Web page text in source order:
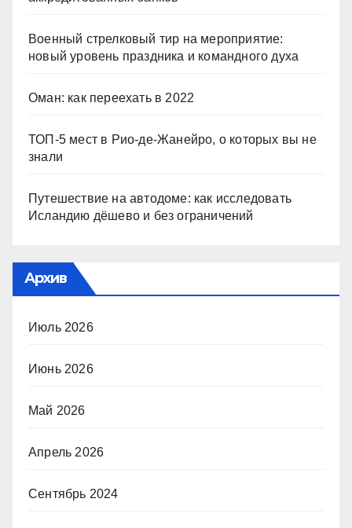
Военный стрелковый тир на мероприятие:
новый уровень праздника и командного духа
Оман: как переехать в 2022
ТОП-5 мест в Рио-де-Жанейро, о которых вы не
знали
Путешествие на автодоме: как исследовать
Исландию дёшево и без ограничений
Архив
Июль 2026
Июнь 2026
Май 2026
Апрель 2026
Сентябрь 2024